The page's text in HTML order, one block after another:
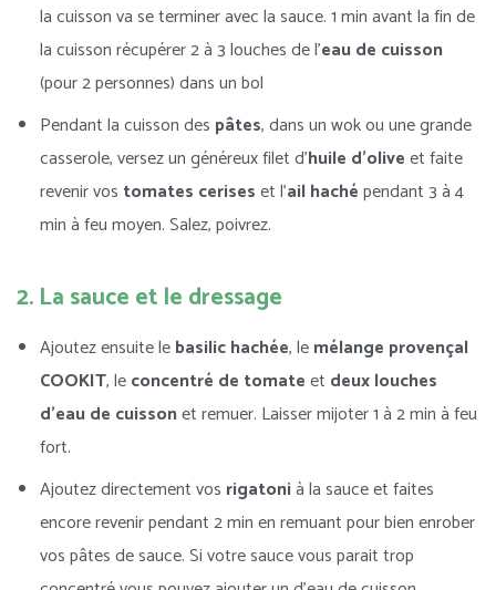
la cuisson va se terminer avec la sauce. 1 min avant la fin de
la cuisson récupérer 2 à 3 louches de l’eau de cuisson
(pour 2 personnes) dans un bol
Pendant la cuisson des pâtes, dans un wok ou une grande
casserole, versez un généreux filet d’huile d’oliveet faite
revenir vos tomates ceriseset l’ail hachépendant 3 à 4
min à feu moyen. Salez, poivrez.
2. La sauce et le dressage
Ajoutez ensuite lebasilic hachée, lemélange provençal
COOKIT, leconcentré de tomateet deux louches
d’eau de cuissonet remuer. Laisser mijoter 1 à 2 min à feu
fort.
Ajoutez directement vos rigatonià la sauce et faites
encore revenir pendant 2 min en remuant pour bien enrober
vos pâtes de sauce. Si votre sauce vous parait trop